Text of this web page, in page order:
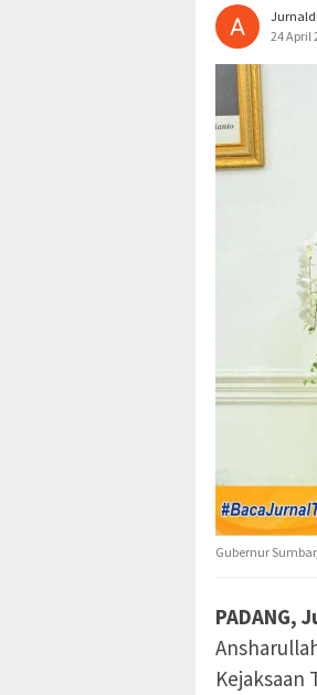
24 April
Gubernur
PADANG,
Kejaksaan